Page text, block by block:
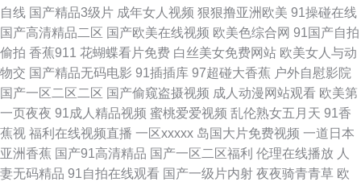
操操 91在钱视频 av导航网 欧美变态综合 天天干干 在线91免费观看 91污导
航 AV在线不卡播放 国产91精品密 黄色精品网 老湿影院在线观看 青娱乐论
坛91 日本午夜剧场 影音先锋福利资源 91视频总站 肏屄com 国产肏屄麻豆精
品 加勒比宅男天堂 老司机电影院 欧美肏屄狂欢 三级黄色午夜 午夜激情网址
自线 国产精品3级片 成年女人视频 狠狠撸亚洲欧美 91操碰在线
国产高清精品二区 国产欧美在线视频 欧美色综合网 91国产自拍
偷拍 香蕉911 花蝴蝶看片免费 白丝美女免费网站 欧美女人与动
物交 国产精品无码电影 91插插库 97超碰大香蕉 户外自慰影院
国产一区二区二区 国产偷窥盗摄视频 成人动漫网站观看 欧美第
一页夜夜 91成人精品视频 蜜桃爱爱视频 乱伦熟女五月天 91香
蕉视 福利在线视频直播 一区xxxxx 岛国大片免费视频 一道日本
亚洲香蕉 国产91高清精品 国产一区二区福利 伦理在线播放 人
妻无码精品 91自拍在线观看 国产一级片内射 夜夜骑青青草 欧